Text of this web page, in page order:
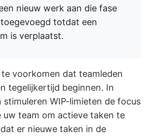
nieuw werk aan die fase
totdat een
is verplaatst.
voorkomen dat teamleden
tegelijkertijd beginnen. In
stimuleren WIP-limieten de focus
uw team om actieve taken te
er nieuwe taken in de